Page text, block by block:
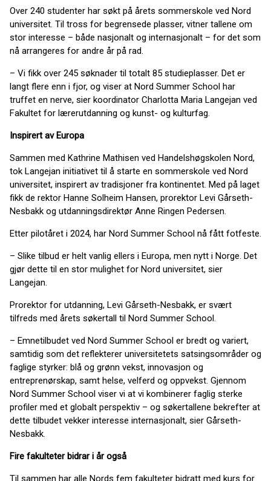
Over 240 studenter har søkt på årets sommerskole ved Nord
universitet. Til tross for begrensede plasser, vitner tallene om
stor interesse – både nasjonalt og internasjonalt – for det som
nå arrangeres for andre år på rad.
– Vi fikk over 245 søknader til totalt 85 studieplasser. Det er
langt flere enn i fjor, og viser at Nord Summer School har
truffet en nerve, sier koordinator Charlotta Maria Langejan ved
Fakultet for lærerutdanning og kunst- og kulturfag.
Inspirert av Europa
Sammen med Kathrine Mathisen ved Handelshøgskolen Nord,
tok Langejan initiativet til å starte en sommerskole ved Nord
universitet, inspirert av tradisjoner fra kontinentet. Med på laget
fikk de rektor Hanne Solheim Hansen, prorektor Levi Gårseth-
Nesbakk og utdanningsdirektør Anne Ringen Pedersen.
Etter pilotåret i 2024, har Nord Summer School nå fått fotfeste.
– Slike tilbud er helt vanlig ellers i Europa, men nytt i Norge. Det
gjør dette til en stor mulighet for Nord universitet, sier
Langejan.
Prorektor for utdanning, Levi Gårseth-Nesbakk, er svært
tilfreds med årets søkertall til Nord Summer School.
– Emnetilbudet ved Nord Summer School er bredt og variert,
samtidig som det reflekterer universitetets satsingsområder og
faglige styrker: blå og grønn vekst, innovasjon og
entreprenørskap, samt helse, velferd og oppvekst. Gjennom
Nord Summer School viser vi at vi kombinerer faglig sterke
profiler med et globalt perspektiv – og søkertallene bekrefter at
dette tilbudet vekker interesse internasjonalt, sier Gårseth-
Nesbakk.
Fire fakulteter bidrar i år også
Til sammen har alle Nords fem fakulteter bidratt med kurs for